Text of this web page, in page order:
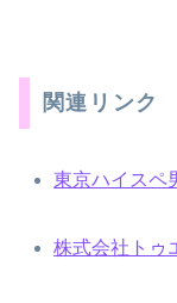
関連リンク
東京ハイスペ
株式会社トゥ